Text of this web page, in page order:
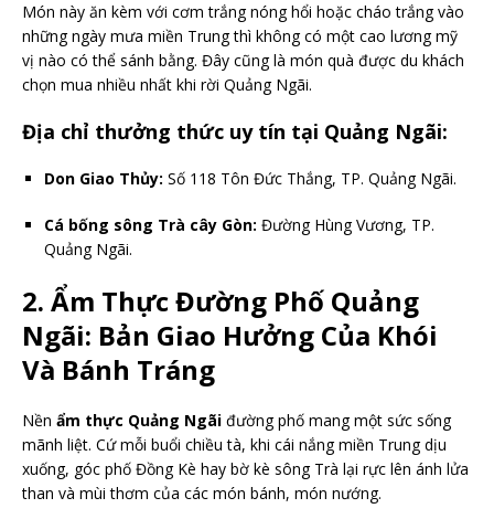
Món này ăn kèm với cơm trắng nóng hổi hoặc cháo trắng vào
những ngày mưa miền Trung thì không có một cao lương mỹ
vị nào có thể sánh bằng. Đây cũng là món quà được du khách
chọn mua nhiều nhất khi rời Quảng Ngãi.
Địa chỉ thưởng thức uy tín tại Quảng Ngãi:
Don Giao Thủy: Số 118 Tôn Đức Thắng, TP. Quảng Ngãi.
Cá bống sông Trà cây Gòn: Đường Hùng Vương, TP.
Quảng Ngãi.
2. Ẩm Thực Đường Phố Quảng
Ngãi: Bản Giao Hưởng Của Khói
Và Bánh Tráng
Nền ẩm thực Quảng Ngãi đường phố mang một sức sống
mãnh liệt. Cứ mỗi buổi chiều tà, khi cái nắng miền Trung dịu
xuống, góc phố Đồng Kè hay bờ kè sông Trà lại rực lên ánh lửa
than và mùi thơm của các món bánh, món nướng.